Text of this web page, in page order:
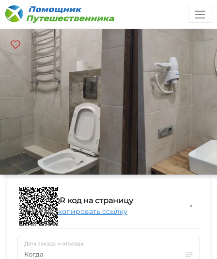
QR код на страницу
Скопировать ссылку
▼
Дата заезда и отъезда
Когда